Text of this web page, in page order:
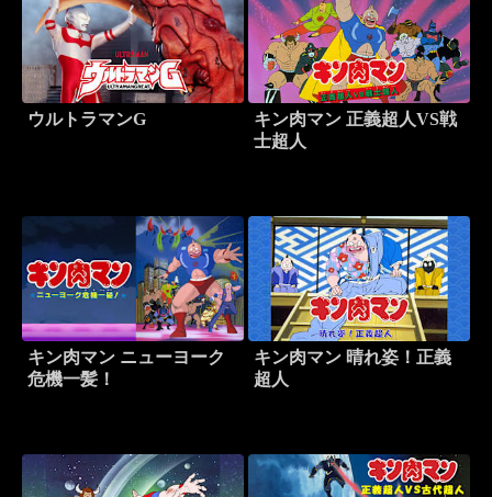
ウルトラマンG
キン肉マン 正義超人VS戦
士超人
キン肉マン ニューヨーク
危機一髪！
キン肉マン 晴れ姿！正義
超人